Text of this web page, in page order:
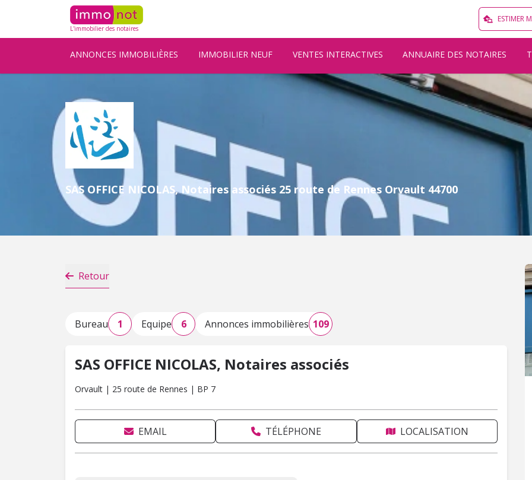
L'immobilier des notaires
ESTIMER
ANNONCES IMMOBILIÈRES IMMOBILIER NEUF VENTES INTERACTIVES ANNUAIRE DES NOTAIRES
SAS OFFICE NICOLAS, Notaires associés 25 route de Rennes Orvault 44700
Retour
Bureau 1 Equipe 6 Annonces immobilières 109
SAS OFFICE NICOLAS, Notaires associés
Orvault | 25 route de Rennes | BP 7
EMAIL TÉLÉPHONE LOCALISATION